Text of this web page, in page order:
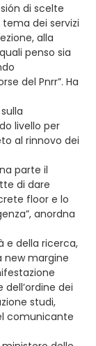
di scelte
dei servizi
alla
penso sia
del Pnrr”. Ha
livello per
al rinnovo dei
parte il
di dare
floor e lo
anordna
e della ricerca,
new margine
dei
studi,
comunicante